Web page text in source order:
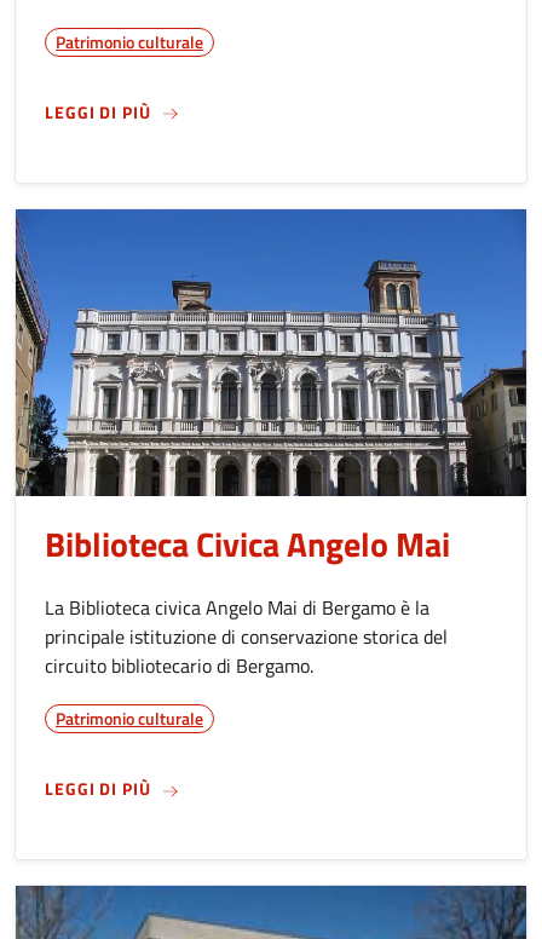
Patrimonio culturale
LEGGI DI PIÙSUBIBLIOTECA CIRO CAVERSAZZI
Biblioteca Civica Angelo Mai
La Biblioteca civica Angelo Mai di Bergamo è la
principale istituzione di conservazione storica del
circuito bibliotecario di Bergamo.
Patrimonio culturale
LEGGI DI PIÙSUBIBLIOTECA CIVICA ANGELO MAI